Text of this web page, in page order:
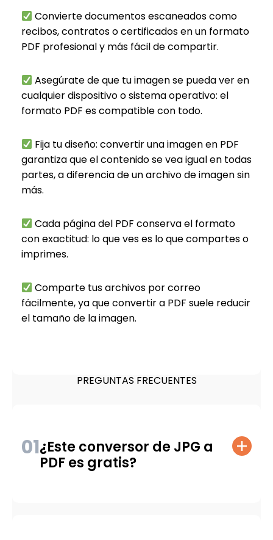
Convierte documentos escaneados como
recibos, contratos o certificados en un formato
PDF profesional y más fácil de compartir.
Asegúrate de que tu imagen se pueda ver en
cualquier dispositivo o sistema operativo: el
formato PDF es compatible con todo.
Fija tu diseño: convertir una imagen en PDF
garantiza que el contenido se vea igual en todas
partes, a diferencia de un archivo de imagen sin
más.
Cada página del PDF conserva el formato
con exactitud: lo que ves es lo que compartes o
imprimes.
Comparte tus archivos por correo
fácilmente, ya que convertir a PDF suele reducir
el tamaño de la imagen.
PREGUNTAS FRECUENTES
01¿Este conversor de JPG a
PDF es gratis?